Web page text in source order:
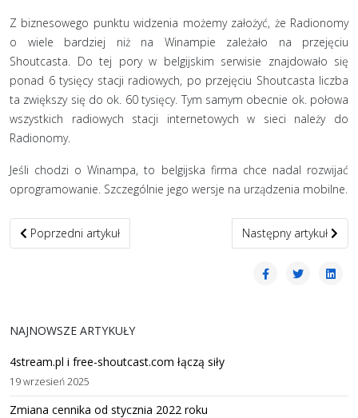
Z biznesowego punktu widzenia możemy założyć, że Radionomy
o wiele bardziej niż na Winampie zależało na przejęciu
Shoutcasta. Do tej pory w belgijskim serwisie znajdowało się
ponad 6 tysięcy stacji radiowych, po przejęciu Shoutcasta liczba
ta zwiększy się do ok. 60 tysięcy. Tym samym obecnie ok. połowa
wszystkich radiowych stacji internetowych w sieci należy do
Radionomy.
Jeśli chodzi o Winampa, to belgijska firma chce nadal rozwijać
oprogramowanie. Szczególnie jego wersje na urządzenia mobilne.
Poprzedni artykuł: Zmiana lokalizacji serwerów
Poprzedni artykuł Następny artykuł:
Następny artykuł
NAJNOWSZE ARTYKUŁY
4stream.pl i free-shoutcast.com łączą siły
19 wrzesień 2025
Zmiana cennika od stycznia 2022 roku